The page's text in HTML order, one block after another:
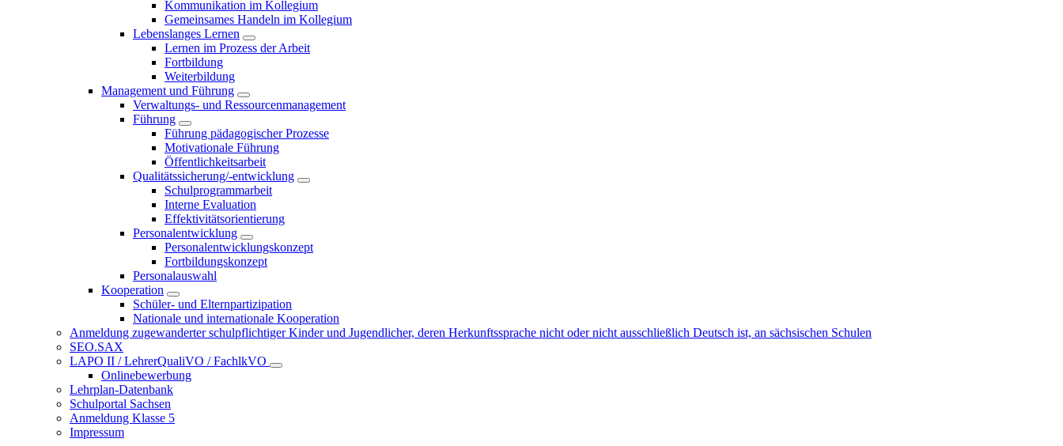
Kommunikation im Kollegium
Gemeinsames Handeln im Kollegium
Lebenslanges Lernen
Lernen im Prozess der Arbeit
Fortbildung
Weiterbildung
Management und Führung
Verwaltungs- und Ressourcenmanagement
Führung
Führung pädagogischer Prozesse
Motivationale Führung
Öffentlichkeitsarbeit
Qualitätssicherung/-entwicklung
Schulprogrammarbeit
Interne Evaluation
Effektivitätsorientierung
Personalentwicklung
Personalentwicklungskonzept
Fortbildungskonzept
Personalauswahl
Kooperation
Schüler- und Elternpartizipation
Nationale und internationale Kooperation
Anmeldung zugewanderter schulpflichtiger Kinder und Jugendlicher, deren Herkunftssprache nicht oder nicht ausschließlich Deutsch ist, an sächsischen Schulen
SEO.SAX
LAPO II / LehrerQualiVO / FachlkVO
Onlinebewerbung
Lehrplan-Datenbank
Schulportal Sachsen
Anmeldung Klasse 5
Impressum